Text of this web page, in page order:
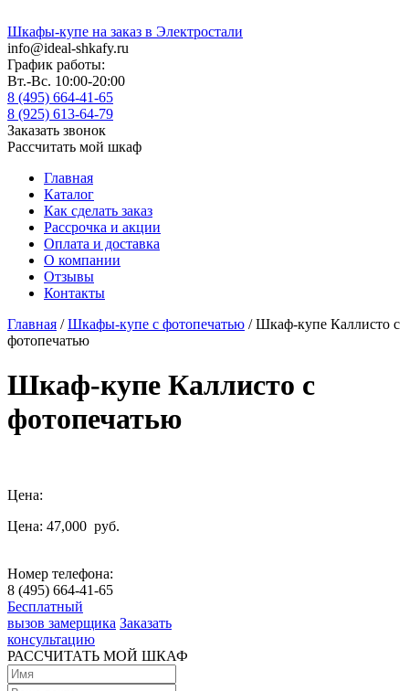
Шкафы-купе на заказ в Электростали
info@ideal-shkafy.ru
График работы:
Вт.-Вс. 10:00-20:00
8 (495) 664-41-65
8 (925) 613-64-79
Заказать звонок
Рассчитать мой шкаф
Главная
Каталог
Как сделать заказ
Рассрочка и акции
Оплата и доставка
О компании
Отзывы
Контакты
Главная /Шкафы-купе с фотопечатью / Шкаф-купе Каллисто с
фотопечатью
Шкаф-купе Каллисто с
фотопечатью
Цена:
Цена: 47,000 руб.
Номер телефона:
8 (495) 664-41-65
Бесплатный
вызов замерщика Заказать
консультацию
РАССЧИТАТЬ МОЙ ШКАФ